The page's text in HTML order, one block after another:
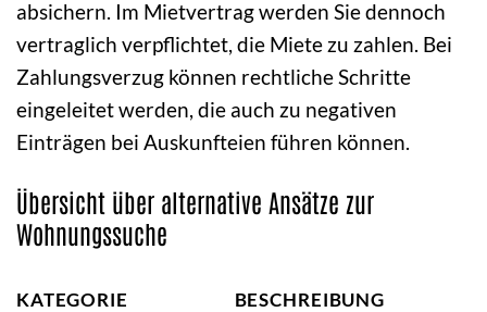
absichern. Im Mietvertrag werden Sie dennoch
vertraglich verpflichtet, die Miete zu zahlen. Bei
Zahlungsverzug können rechtliche Schritte
eingeleitet werden, die auch zu negativen
Einträgen bei Auskunfteien führen können.
Übersicht über alternative Ansätze zur
Wohnungssuche
KATEGORIE BESCHREIBUNG